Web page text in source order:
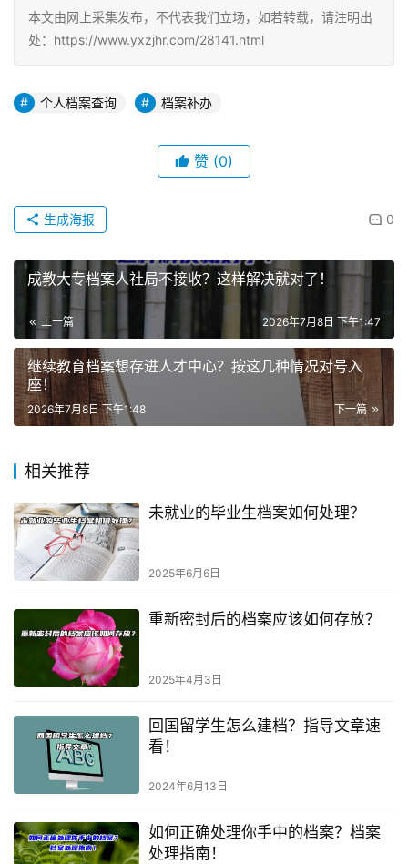
本文由网上采集发布，不代表我们立场，如若转载，请注明出
处：https://www.yxzjhr.com/28141.html
个人档案查询 档案补办
赞 (0)
0
生成海报
成教大专档案人社局不接收？这样解决就对了！
上一篇 2026年7月8日 下午1:47
继续教育档案想存进人才中心？按这几种情况对号入
座！
下一篇
2026年7月8日 下午1:48
相关推荐
未就业的毕业生档案如何处理？
2025年6月6日
重新密封后的档案应该如何存放？
2025年4月3日
回国留学生怎么建档？指导文章速
看！
2024年6月13日
如何正确处理你手中的档案？档案
处理指南！